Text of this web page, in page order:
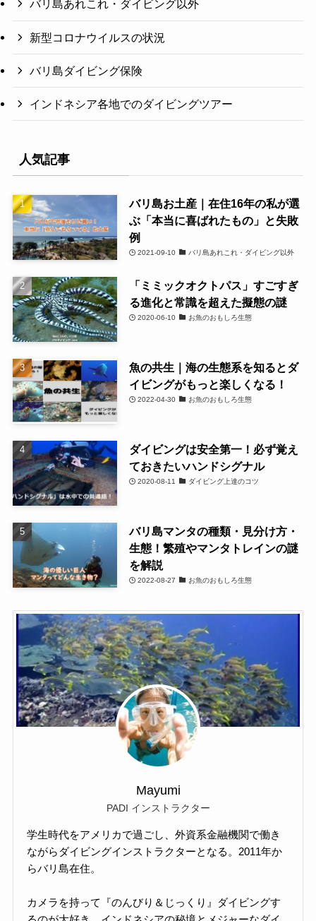
バリ島あれこれ・ダイビング以外
新型コロナウイルスの状況
バリ島ダイビング保険
インドネシア各地でのダイビングツアー
人気記事
バリ島お土産｜在住16年の私が選
ぶ「本当に喜ばれたもの」と失敗
例
2021-09-10 バリ島あれこれ・ダイビング以外
「ミミックオクトパス」すごすぎ
る進化と常識を超えた擬態の謎
2020-06-10 お魚のおもしろ生態
魚の共生｜海の生態系を知るとダ
イビングがもっと楽しくなる！
2022-04-30 お魚のおもしろ生態
ダイビングは安全第一！必ず覚え
ておきたいハンドシグナル
2020-08-11 ダイビング上達のコツ
バリ島マンタの種類・見分け方・
生態！繁殖やマンタトレインの謎
を解説
2022-08-27 お魚のおもしろ生態
Mayumi
PADI インストラクター
学生時代をアメリカで過ごし、外資系金融機関で働き
ながらダイビングインストラクターとなる。2011年か
らバリ島在住。
カメラを持って『のんびり＆じっくり』ダイビングす